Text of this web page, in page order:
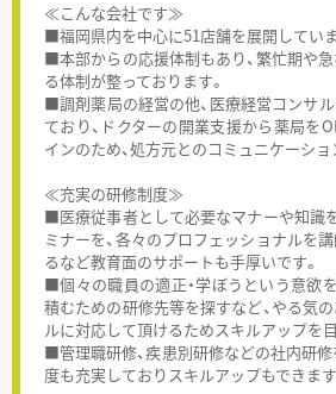
≪こんな会社です≫
■福岡県内を中心に51店舗を展開していま
■本部からの応援体制もあり、繁忙期や
る体制が整っております。
■調剤薬局の経営の他、医療経営コンサ
ており、ドクターの開業支援から薬局を
インのため、処方元とのコミュニケーシ
≪充実の研修制度≫
■医療従事者として必要なマナーや知識
ミナーを、各々のプロフェッショナルを
るなど教育面のサポートも手厚いです。
■個々の職員の適正・学ぼうという意欲
積むための研修先等を探すなど、やる気
ルに対応して頂けるためスキルアップを
■管理職研修、疾患別研修などの社内研修
度も充実しておりスキルアップもできます